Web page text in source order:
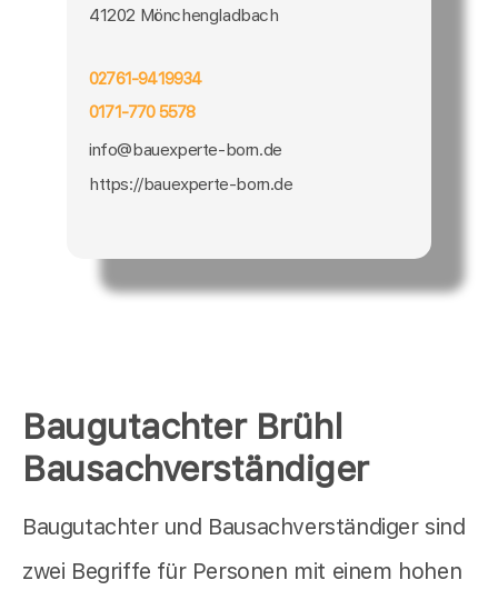
Baugutachter Brühl
Bausachverständiger
Baugutachter und Bausachverständiger sind
zwei Begriffe für Personen mit einem hohen
41202 Mönchengladbach
02761-9419934
0171-770 5578
info@bauexperte-born.de
https://bauexperte-born.de